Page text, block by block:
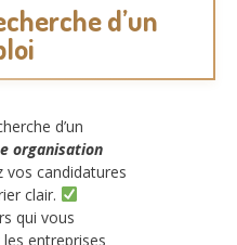
d’un
d’un
organisation
vos candidatures
clair.
qui vous
entreprises